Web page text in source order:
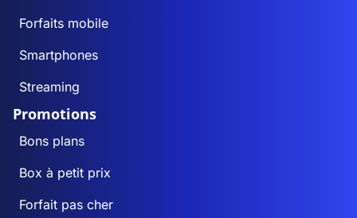
Forfaits mobile
Smartphones
Streaming
Promotions
Bons plans
Box à petit prix
Forfait pas cher